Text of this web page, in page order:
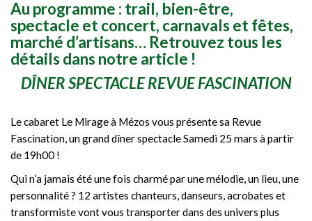
Au programme : trail, bien-être,
spectacle et concert, carnavals et fêtes,
marché d’artisans… Retrouvez tous les
détails dans notre article !
DÎNER SPECTACLE REVUE FASCINATION
Le cabaret Le Mirage à Mézos vous présente sa Revue
Fascination, un grand dîner spectacle Samedi 25 mars à partir
de 19h00 !
Qui n’a jamais été une fois charmé par une mélodie, un lieu, une
personnalité ? 12 artistes chanteurs, danseurs, acrobates et
transformiste vont vous transporter dans des univers plus